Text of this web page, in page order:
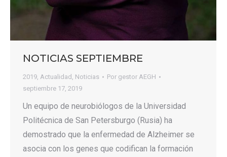
NOTICIAS SEPTIEMBRE
2019, Actualidad , Noticias Por gestor AEGH
septiembre 17, 2019
Un equipo de neurobiólogos de la Universidad
Politécnica de San Petersburgo (Rusia) ha
demostrado que la enfermedad de Alzheimer se
asocia con los genes que codifican la formación